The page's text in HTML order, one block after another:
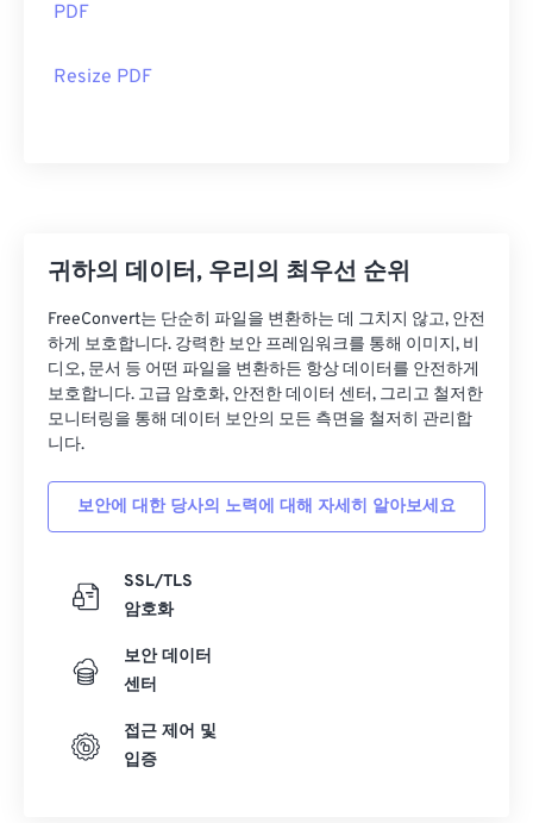
PDF
Resize PDF
귀하의 데이터, 우리의 최우선 순위
FreeConvert는 단순히 파일을 변환하는 데 그치지 않고, 안전
하게 보호합니다. 강력한 보안 프레임워크를 통해 이미지, 비
디오, 문서 등 어떤 파일을 변환하든 항상 데이터를 안전하게
보호합니다. 고급 암호화, 안전한 데이터 센터, 그리고 철저한
모니터링을 통해 데이터 보안의 모든 측면을 철저히 관리합
니다.
보안에 대한 당사의 노력에 대해 자세히 알아보세요
SSL/TLS
암호화
보안 데이터
센터
접근 제어 및
입증